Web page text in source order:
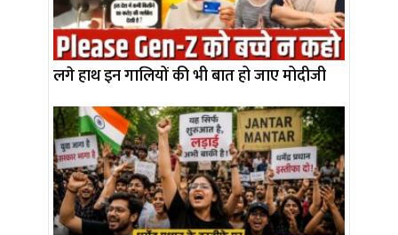
लगे हाथ इन गालियों की भी बात हो जाए मोदीजी